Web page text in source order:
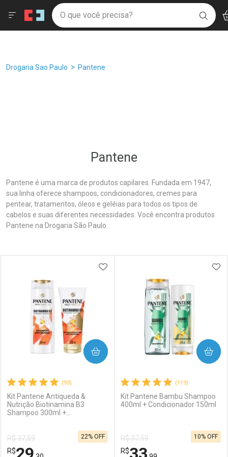
Drogaria São Paulo
Ir direto para a home
pela página
Ir direto para o conteúdo
Ir direto para a busca
Ir direto para a notificações
Faça a sua busca
O que você precisa?
Menu
Breadcrumb
Drogaria Sao Paulo Pantene
Pantene
Pantene é uma marca de produtos capilares. Fundada em 1947,
sua linha oferece shampoos, condicionadores, cremes para
pentear, tratamentos, óleos e geléias para todos os tipos de
cabelos e suas diferentes necessidades. Você encontra produtos
Pantene na Drogaria São Paulo.
(93)
Kit Pantene Antiqueda &
Nutrição Biotinamina B3
Shampoo 300ml +
R$ 37,59
R$
22% OFF
ADICIONAR AOS FAVORITOS
COMPRAR
(119)
Kit Pantene Bambu Shampoo
400ml + Condicionador 150ml
R$ 37,59
R$
10% OFF
COMPRAR
Âncoras
Filtros Ordenar por